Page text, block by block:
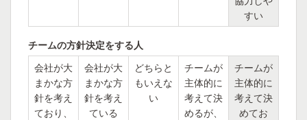
すい
チームの方針決定をする人
会社が大
まかな方
針を考え
ており、
会社が大
まかな方
針を考え
ている
どちらと
もいえな
い
チームが
主体的に
考えて決
めるが、
チームが
主体的に
考えて決
めてお